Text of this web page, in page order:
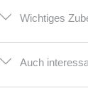
Wichtiges
Auch